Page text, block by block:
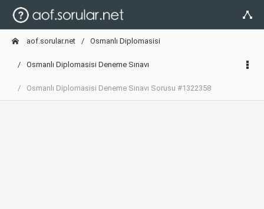
aof.sorular.net Osmanlı Diplomasisi
Osmanlı Diplomasisi Deneme Sınavı
Osmanlı Diplomasisi Deneme Sınavı Sorusu #1322358